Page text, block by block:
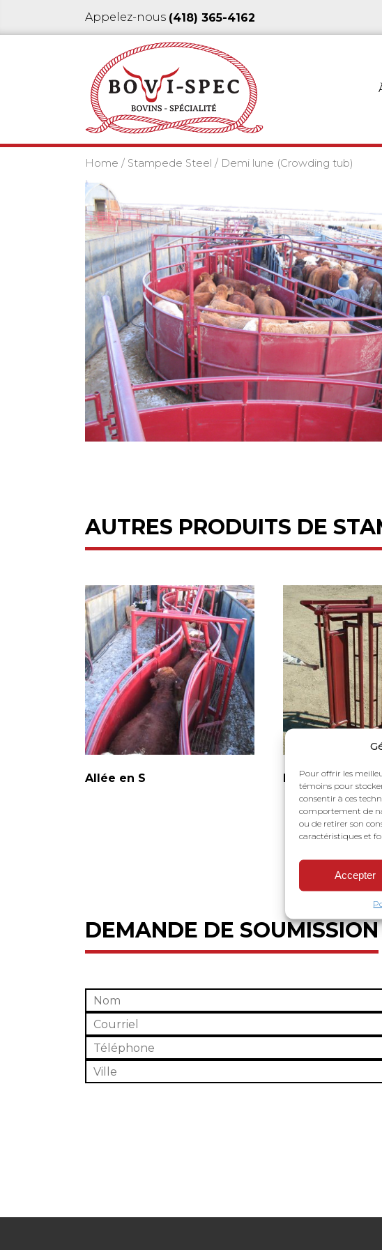
Pour offrir les
témoins pour
consentir à ces
comportement de
ou de retirer son
caractéristiques et
Accepter
Appelez-nous (418) 365-4162
Home / Stampede Steel / Demi lune (Crowding tub)
AUTRES PRODUITS DE
Allée en S Porte Bifold
DEMANDE DE SOUMISSION